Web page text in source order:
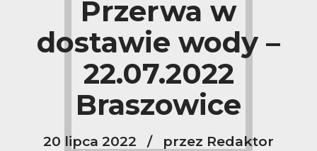
Przerwa w
dostawie wody –
22.07.2022
Braszowice
20 lipca 2022 przez Redaktor